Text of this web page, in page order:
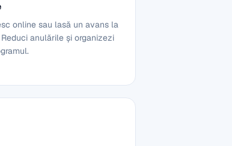
online sau lasă un avans la
Reduci anulările și organizezi